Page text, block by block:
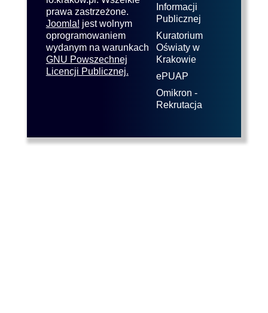
prawa zastrzeżone.
Joomla! jest wolnym
oprogramowaniem
wydanym na warunkach
GNU Powszechnej
Licencji Publicznej.
Informacji
Publicznej
Kuratorium
Oświaty w
Krakowie
ePUAP
Omikron -
Rekrutacja